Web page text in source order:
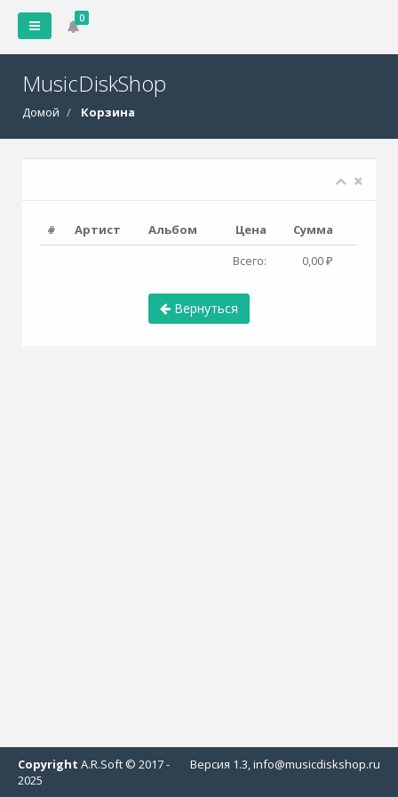
0
MusicDiskShop
Домой Корзина
# Артист Альбом Цена
Сумма
Всего:
0,00 ₽
Вернуться
Версия 1.3, info@musicdiskshop.ru
Copyright A.R.Soft © 2017 -
2025